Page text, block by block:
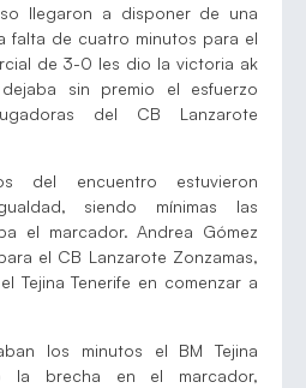
llegaron a disponer de una
falta de cuatro minutos para el
de 3-0 les dio la victoria ak
sin premio el esfuerzo
del CB Lanzarote
del encuentro estuvieron
siendo mínimas las
el marcador. Andrea Gómez
el CB Lanzarote Zonzamas,
Tejina Tenerife en comenzar a
los minutos el BM Tejina
la brecha en el marcador,